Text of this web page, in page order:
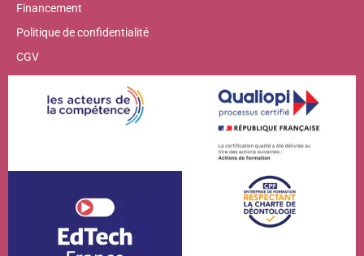
Financement
Politique de confidentialité
CGV